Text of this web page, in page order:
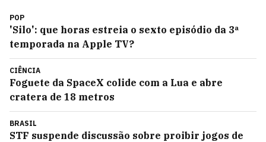
POP
'Silo': que horas estreia o sexto episódio da 3ª
temporada na Apple TV?
CIÊNCIA
Foguete da SpaceX colide com a Lua e abre
cratera de 18 metros
BRASIL
STF suspende discussão sobre proibir jogos de